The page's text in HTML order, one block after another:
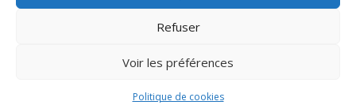
Refuser
Voir les préférences
Politique de cookies